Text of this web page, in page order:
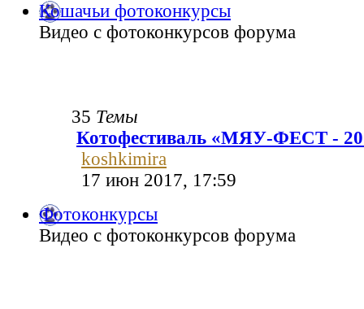
Кошачьи фотоконкурсы
Видео с фотоконкурсов форума
35 Темы
Котофестиваль «МЯУ-ФЕСТ -
koshkimira
17 июн 2017, 17:59
Фотоконкурсы
Видео с фотоконкурсов форума